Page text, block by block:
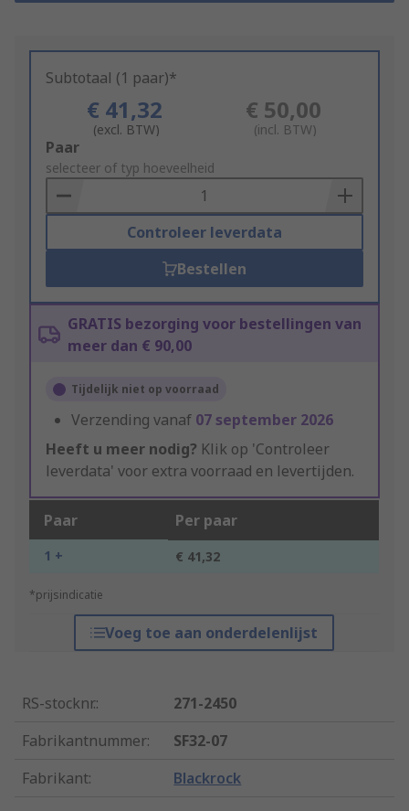
Subtotaal (1 paar)*
€ 41,32
(excl. BTW)
€ 50,00
(incl. BTW)
Add
to
Basket
Paar
selecteer of typ hoeveelheid
Controleer leverdata
Bestellen
GRATIS bezorging voor bestellingen van
meer dan € 90,00
Tijdelijk niet op voorraad
Verzending vanaf 07 september 2026
Heeft u meer nodig? Klik op 'Controleer
leverdata' voor extra voorraad en levertijden.
Paar Per paar
1 + € 41,32
*prijsindicatie
Voeg toe aan onderdelenlijst
RS-stocknr.:
271-2450
Fabrikantnummer:
SF32-07
Fabrikant: Blackrock